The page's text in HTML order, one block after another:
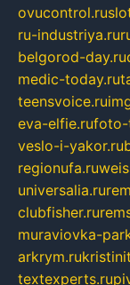
ovucontrol.ru
ru-industriya.ru
belgorod-day.ru
medic-today.ru
teensvoice.ru
eva-elfie.rufoto-
veslo-i-yakor.ru
regionufa.ru
universalia.ru
clubfisher.ru
muraviovka-
arkrym.ru
textexperts.ru